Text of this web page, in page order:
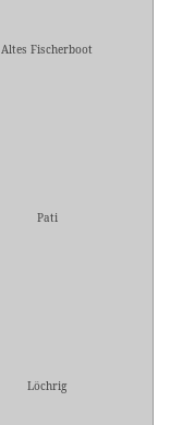
Altes Fischerboot
Pati
Löchrig